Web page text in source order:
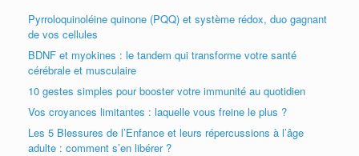
Pyrroloquinoléine quinone (PQQ) et système rédox, duo gagnant
de vos cellules
BDNF et myokines : le tandem qui transforme votre santé
cérébrale et musculaire
10 gestes simples pour booster votre immunité au quotidien
Vos croyances limitantes : laquelle vous freine le plus ?
Les 5 Blessures de l’Enfance et leurs répercussions à l’âge
adulte : comment s’en libérer ?